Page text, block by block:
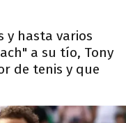
y hasta varios
a su tío, Tony
de tenis y que